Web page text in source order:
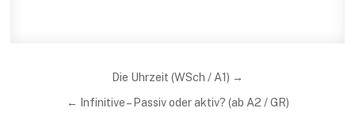
Beitragsnavigation
Die Uhrzeit (WSch / A1) →
← Infinitive – Passiv oder aktiv? (ab A2 / GR)